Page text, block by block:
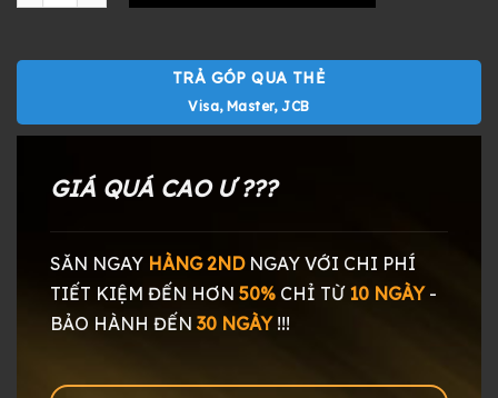
TRẢ GÓP QUA THẺ
Visa, Master, JCB
GIÁ QUÁ CAO Ư ???
SĂN NGAY HÀNG 2NDNGAY VỚI CHI PHÍ
TIẾT KIỆM ĐẾN HƠN 50% CHỈ TỪ 10 NGÀY-
BẢO HÀNH ĐẾN 30 NGÀY!!!